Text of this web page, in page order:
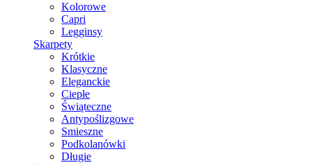
Kolorowe
Capri
Legginsy
Skarpety
Krótkie
Klasyczne
Eleganckie
Ciepłe
Świąteczne
Antypoślizgowe
Smieszne
Podkolanówki
Długie